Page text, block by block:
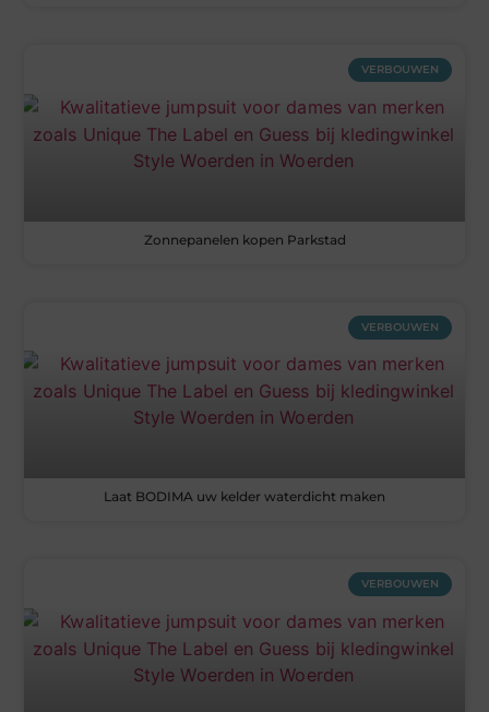
VERBOUWEN
Zonnepanelen kopen Parkstad
VERBOUWEN
Laat BODIMA uw kelder waterdicht maken
VERBOUWEN